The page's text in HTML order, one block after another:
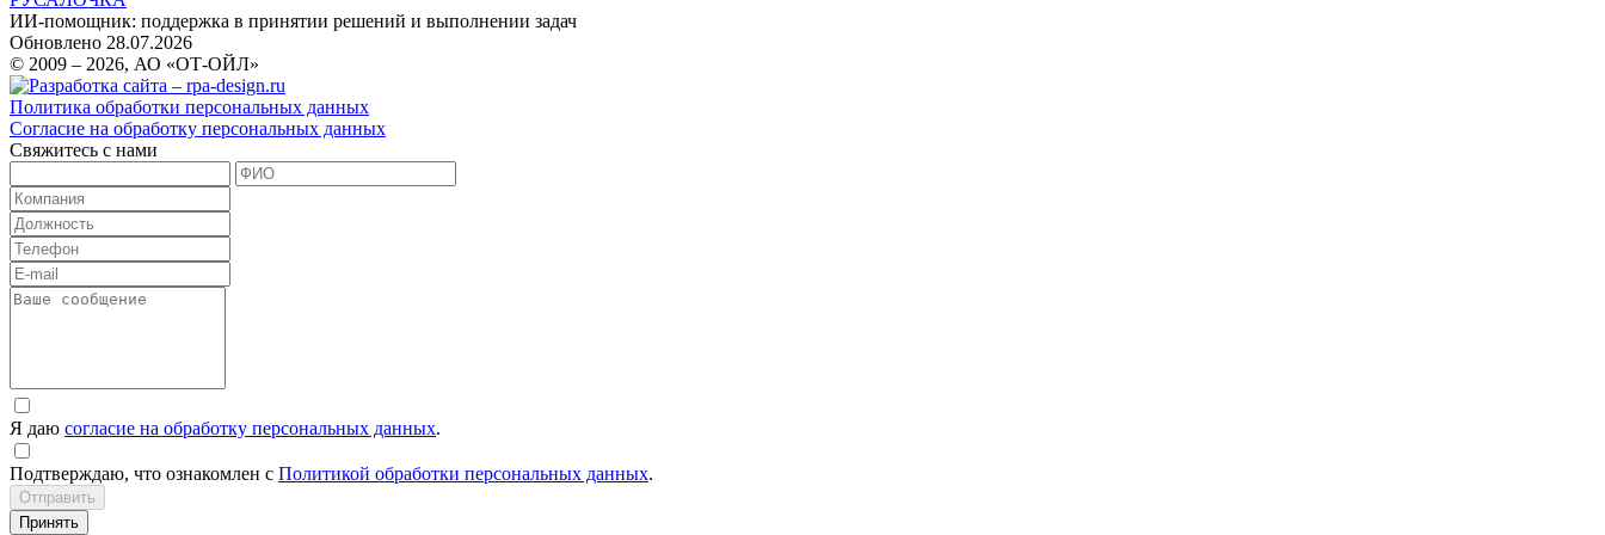
ИИ-помощник: поддержка в принятии решений и выполнении задач
Обновлено 28.07.2026
© 2009 – 2026, АО «ОТ-ОЙЛ»
Политика обработки персональных данных
Согласие на обработку персональных данных
Свяжитесь с нами
Я даю согласие на обработку персональных данных.
Подтверждаю, что ознакомлен с Политикой обработки персональных данных.
Отправить
Принять